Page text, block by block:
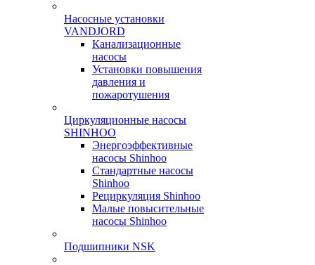
Насосные установки
VANDJORD
Канализационные
насосы
Установки повышения
давления и
пожаротушения
Циркуляционные насосы
SHINHOO
Энергоэффективные
насосы Shinhoo
Стандартные насосы
Shinhoo
Рециркуляция Shinhoo
Малые повысительные
насосы Shinhoo
Подшипники NSK